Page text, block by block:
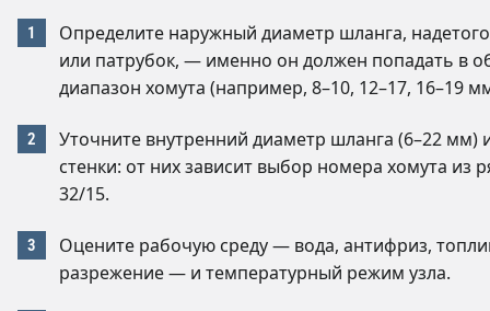
Определите наружный диаметр шланга,
или патрубок, — именно он должен попадать в
диапазон хомута (например, 8–10, 12–17, 16–19
Уточните внутренний диаметр шланга (6–22 мм)
стенки: от них зависит выбор номера хомута из
32/15.
Оцените рабочую среду — вода, антифриз,
разрежение — и температурный режим узла.